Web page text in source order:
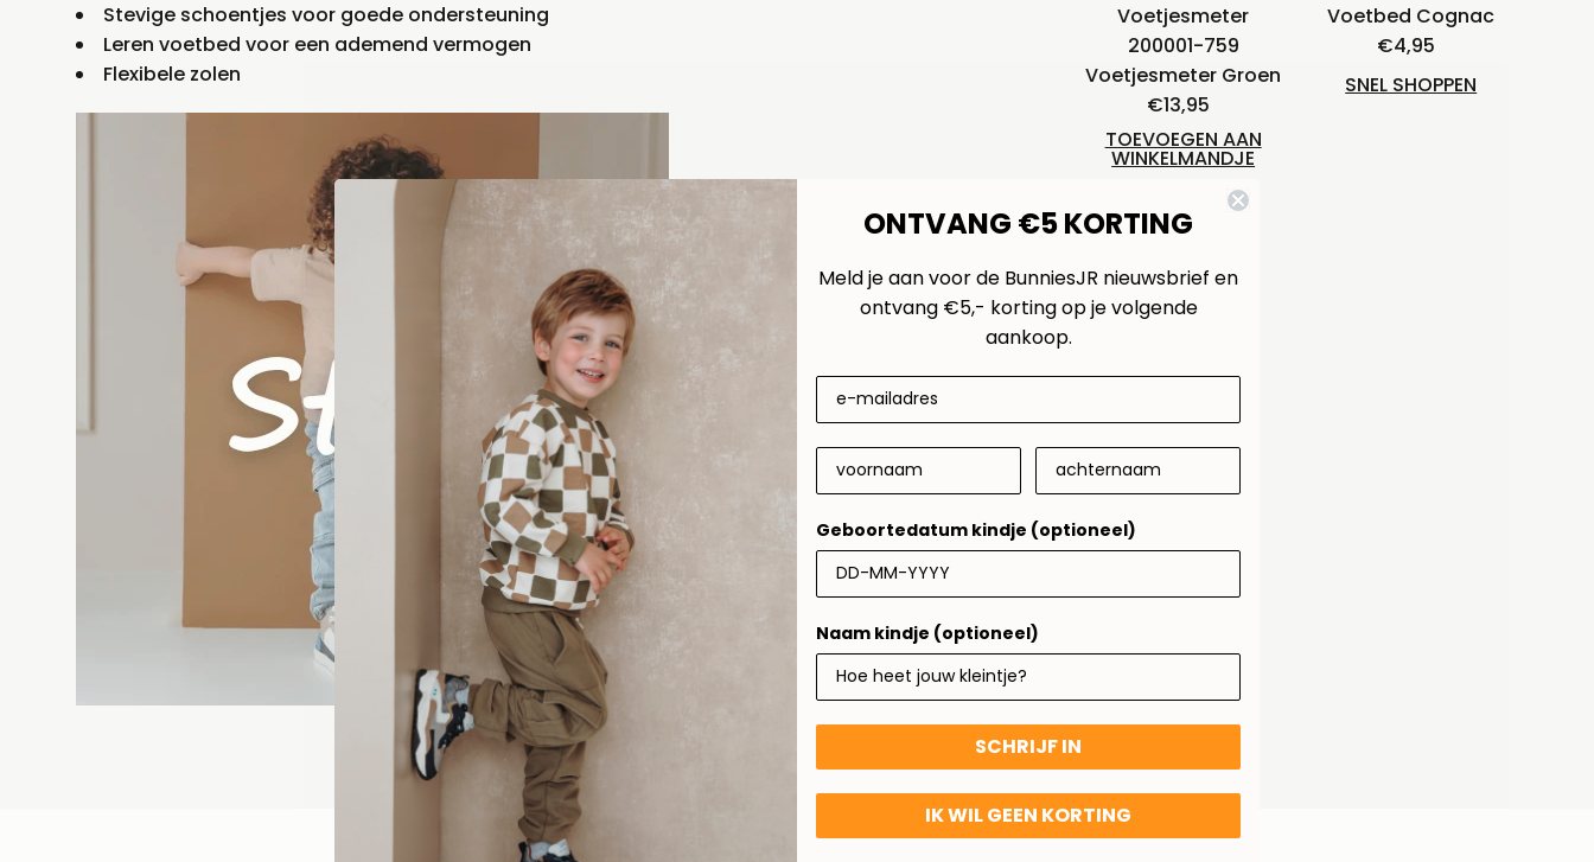
Stevige schoentjes voor goede ondersteuning
Leren voetbed voor een ademend vermogen
Flexibele zolen
Voetjesmeter
200001-759
Voetjesmeter Groen
Normale
prijs
€13,95
TOEVOEGEN AAN
WINKELMANDJE
Voetbed Cognac
Normale
prijs
€4,95
SNEL SHOPPEN
ONTVANG €5 KORTING
Meld je aan voor de BunniesJR nieuwsbrief en
ontvang €5,- korting op je volgende
aankoop.
Geboortedatum kindje (optioneel)
Naam kindje (optioneel)
SCHRIJF IN
IK WIL GEEN KORTING